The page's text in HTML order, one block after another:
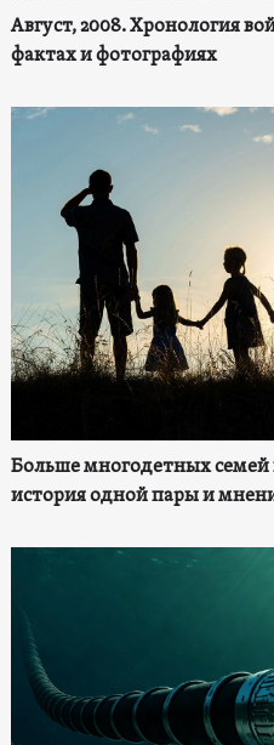
Август, 2008. Хронология
фактах и фотографиях
Больше многодетных семей
история одной пары и